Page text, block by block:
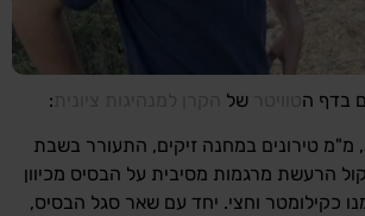
בדף ה של :
מ"מ טירונים במחנה זיקים, התעורר בשבת
הרעשת מרגמות מסיבית על הבסיס מכיוון
כקילומטר וחצי. יחד עם שאר סגל הבסיס,